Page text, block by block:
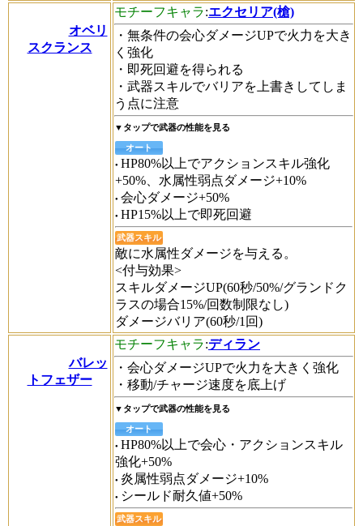
オベリ
スクランス
モチーフキャラ:エクセリア(槍)
・無条件の会心ダメージUPで火力を大き
く強化
・即死回避を得られる
・武器スキルでバリアを上書きしてしま
う点に注意
▼タップで武器の性能を見る
オート
HP80%以上でアクションスキル強化
+50%、水属性弱点ダメージ+10%
会心ダメージ+50%
HP15%以上で即死回避
武器スキル
敵に水属性ダメージを与える。
<付与効果>
スキルダメージUP(60秒/50%/グランドク
ラスの場合15%/回数制限なし)
ダメージバリア(60秒/1回)
バレッ
トフェザー
モチーフキャラ:ディラン
・会心ダメージUPで火力を大きく強化
・移動/チャージ速度を底上げ
▼タップで武器の性能を見る
オート
HP80%以上で会心・アクションスキル
強化+50%
炎属性弱点ダメージ+10%
シールド耐久値+50%
武器スキル